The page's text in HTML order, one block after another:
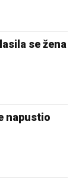
se žena
napustio